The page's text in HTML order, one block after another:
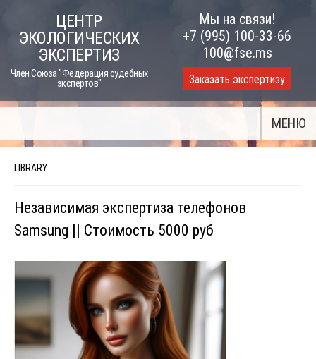
content
ЦЕНТР
ЭКОЛОГИЧЕСКИХ
ЭКСПЕРТИЗ
Член Союза "Федерация судебных
экспертов"
Мы на связи!
+7 (995) 100-33-66
100@fse.ms
Заказать экспертизу
МЕНЮ
LIBRARY
Независимая экспертиза телефонов
Samsung || Стоимость 5000 руб